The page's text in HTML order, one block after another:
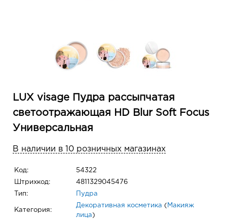
LUX visage Пудра рассыпчатая
светоотражающая HD Blur Soft Focus
Универсальная
В наличии в 10 розничных магазинах
Код: 54322
Штрихкод: 4811329045476
Тип: Пудра
Категория:
Декоративная косметика ( Макияж
лица )